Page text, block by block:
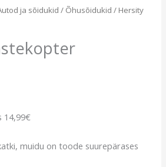
ja sõidukid / Õhusõidukid / Hersity
14,99€
muidu on toode suurepärases